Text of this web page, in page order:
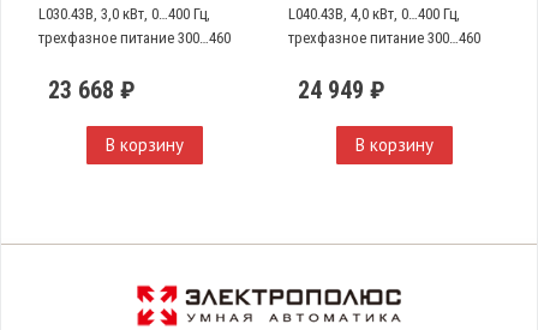
L030.43B, 3,0 кВт, 0…400 Гц,
трехфазное питание 300…460
23 668 ₽
В корзину
L040.43B, 4,0 кВт, 0…400 Гц,
трехфазное питание 300…460
24 949 ₽
В корзину